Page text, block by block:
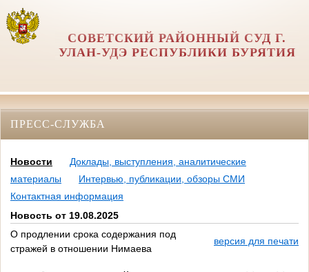
СОВЕТСКИЙ РАЙОННЫЙ СУД Г.
УЛАН-УДЭ РЕСПУБЛИКИ БУРЯТИЯ
ПРЕСС-СЛУЖБА
Новости
Доклады, выступления, аналитические
материалы
Интервью, публикации, обзоры СМИ
Контактная информация
Новость от 19.08.2025
О продлении срока содержания под
стражей в отношении Нимаева
версия для печати